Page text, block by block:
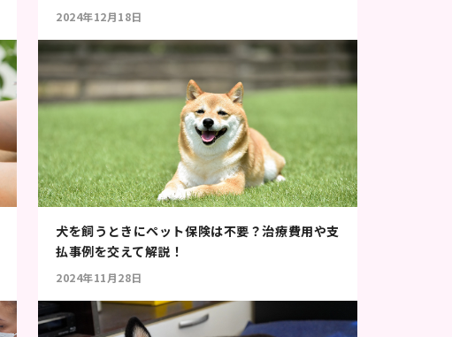
2024年12月18日
犬を飼うときにペット保険は不要？治療費用や支
払事例を交えて解説！
2024年11月28日